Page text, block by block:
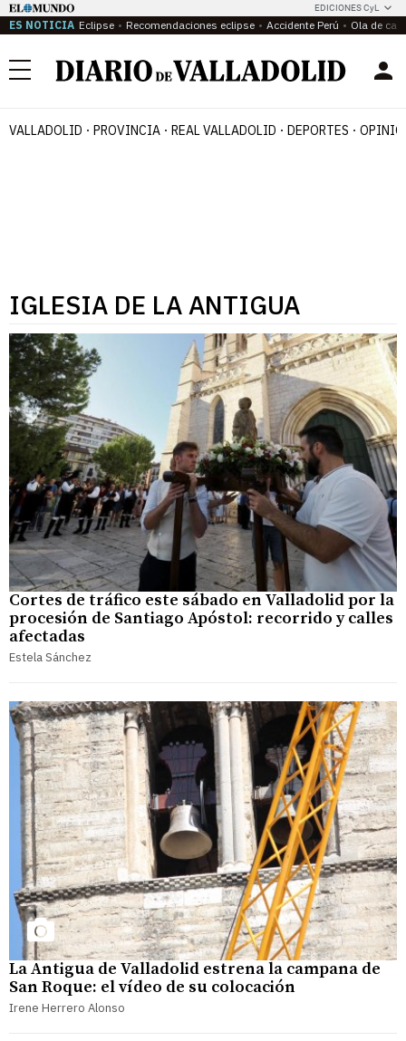
EDICIONES CyL
ES NOTICIA Eclipse Recomendaciones eclipse Accidente Perú Ola de
Menú
VALLADOLID PROVINCIA REAL VALLADOLID DEPORTES
IGLESIA DE LA ANTIGUA
Cortes de tráfico este sábado en Valladolid por la
procesión de Santiago Apóstol: recorrido y calles
afectadas
Estela Sánchez
La Antigua de Valladolid estrena la campana de
San Roque: el vídeo de su colocación
Irene Herrero Alonso